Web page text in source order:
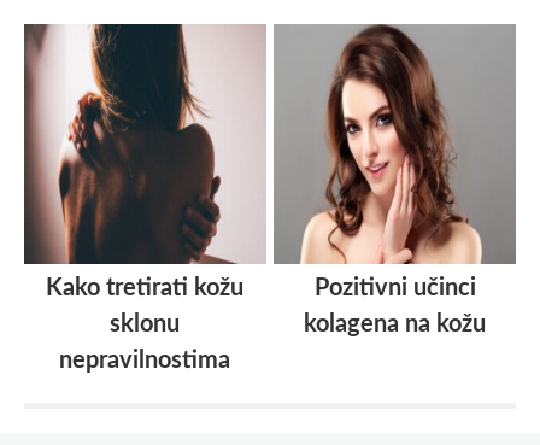
Kako tretirati kožu
sklonu
nepravilnostima
Pozitivni učinci
kolagena na kožu